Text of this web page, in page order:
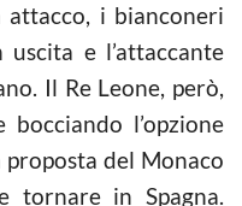
i bianconeri
e l’attaccante
Il Re Leone, però,
l’opzione
del Monaco
tornare in Spagna.